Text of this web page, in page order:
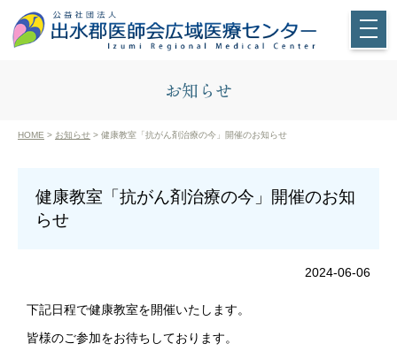
お知らせ
HOME > お知らせ > 健康教室「抗がん剤治療の今」開催のお知らせ
健康教室「抗がん剤治療の今」開催のお知
らせ
2024-06-06
下記日程で健康教室を開催いたします。
皆様のご参加をお待ちしております。